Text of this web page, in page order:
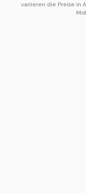
variieren die Preise in